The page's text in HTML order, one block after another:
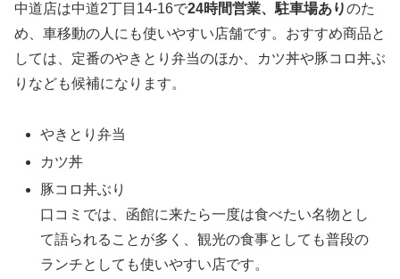
中道店は中道2丁目14-16で24時間営業、駐車場ありのた
め、車移動の人にも使いやすい店舗です。おすすめ商品と
しては、定番のやきとり弁当のほか、カツ丼や豚コロ丼ぶ
りなども候補になります。
やきとり弁当
カツ丼
豚コロ丼ぶり
口コミでは、函館に来たら一度は食べたい名物とし
て語られることが多く、観光の食事としても普段の
ランチとしても使いやすい店です。